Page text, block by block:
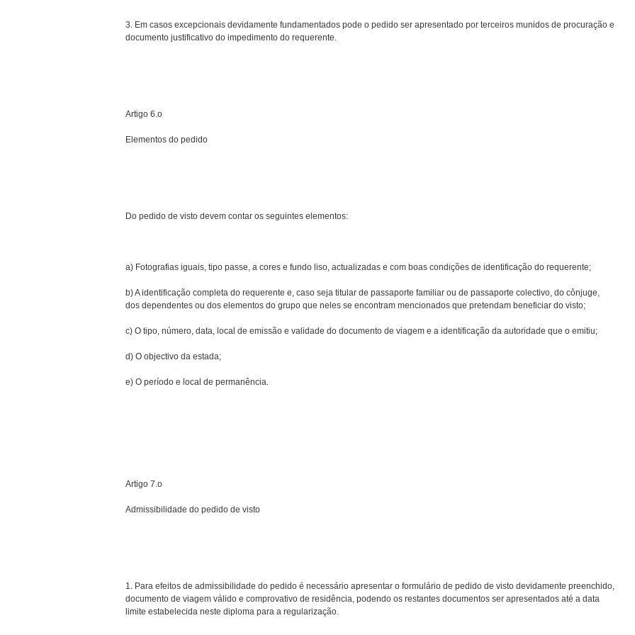
3. Em casos excepcionais devidamente fundamentados pode o pedido ser apresentado por terceiros munidos de procuração e
documento justificativo do impedimento do requerente.
Artigo 6.o
Elementos do pedido
Do pedido de visto devem contar os seguintes elementos:
a) Fotografias iguais, tipo passe, a cores e fundo liso, actualizadas e com boas condições de identificação do requerente;
b) A identificação completa do requerente e, caso seja titular de passaporte familiar ou de passaporte colectivo, do cônjuge,
dos dependentes ou dos elementos do grupo que neles se encontram mencionados que pretendam beneficiar do visto;
c) O tipo, número, data, local de emissão e validade do documento de viagem e a identificação da autoridade que o emitiu;
d) O objectivo da estada;
e) O período e local de permanência.
Artigo 7.o
Admissibilidade do pedido de visto
1. Para efeitos de admissibilidade do pedido é necessário apresentar o formulário de pedido de visto devidamente preenchido,
documento de viagem válido e comprovativo de residência, podendo os restantes documentos ser apresentados até a data
limite estabelecida neste diploma para a regularização.